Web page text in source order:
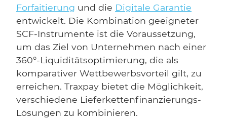
Forfaitierung und die Digitale Garantie
entwickelt. Die Kombination geeigneter
SCF-Instrumente ist die Voraussetzung,
um das Ziel von Unternehmen nach einer
360°-Liquiditätsoptimierung, die als
komparativer Wettbewerbsvorteil gilt, zu
erreichen. Traxpay bietet die Möglichkeit,
verschiedene Lieferkettenfinanzierungs-
Lösungen zu kombinieren.